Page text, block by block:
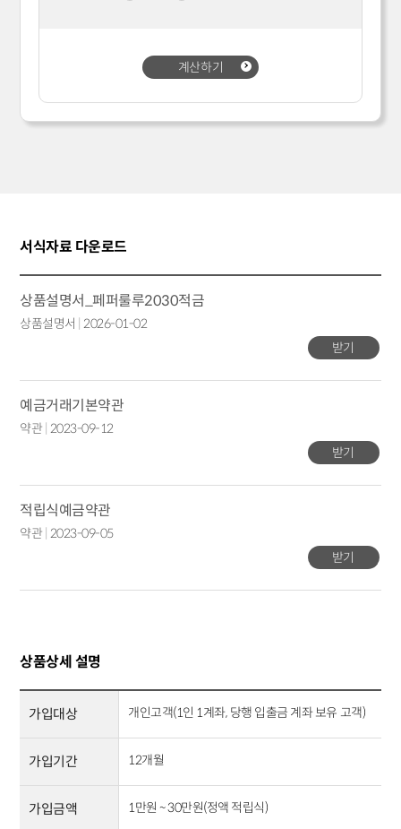
계산하기
서식자료 다운로드
상품설명서_페퍼룰루2030적금
상품설명서
2026-01-02
받기
예금거래기본약관
약관 2023-09-12
받기
적립식예금약관
약관 2023-09-05
받기
상품상세 설명
가입대상 개인고객(1인 1계좌, 당행 입출금 계좌 보유 고객)
가입기간 12개월
가입금액 1만원 ~ 30만원(정액 적립식)